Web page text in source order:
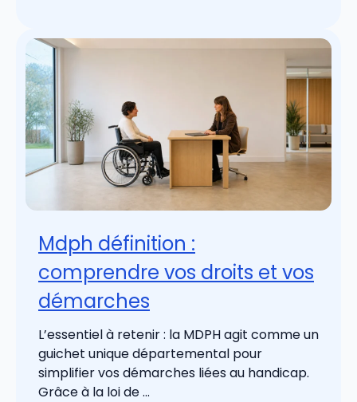
Mdph définition :
comprendre vos droits et vos
démarches
L’essentiel à retenir : la MDPH agit comme un
guichet unique départemental pour
simplifier vos démarches liées au handicap.
Grâce à la loi de ...